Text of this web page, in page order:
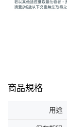
商品規格
用途